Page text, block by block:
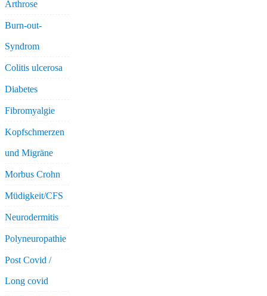
Arthrose
Burn-out-
Syndrom
Colitis ulcerosa
Diabetes
Fibromyalgie
Kopfschmerzen
und Migräne
Morbus Crohn
Müdigkeit/CFS
Neurodermitis
Polyneuropathie
Post Covid /
Long covid